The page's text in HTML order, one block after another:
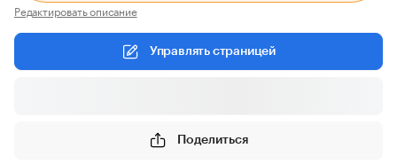
Редактировать описание
Управлять страницей
Поделиться